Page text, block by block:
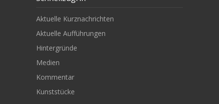
Aktuelle Kurznachrichten
Aktuelle Aufführungen
Hintergründe
Medien
Kommentar
Kunststücke